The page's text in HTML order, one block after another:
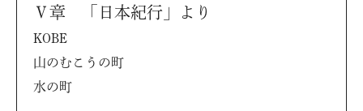
Ⅴ章 「日本紀行」より
KOBE
山のむこうの町
水の町